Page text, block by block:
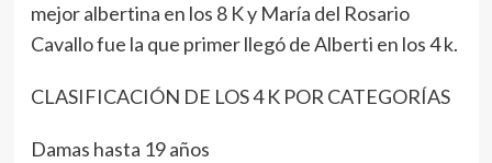
mejor albertina en los 8 K y María del Rosario
Cavallo fue la que primer llegó de Alberti en los 4 k.
CLASIFICACIÓN DE LOS 4 K POR CATEGORÍAS
Damas hasta 19 años